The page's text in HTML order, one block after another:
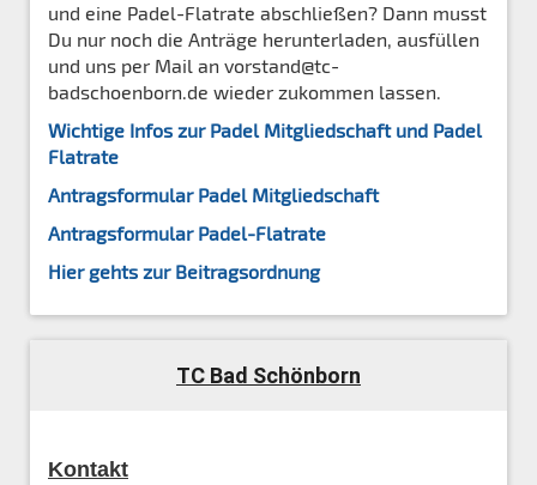
und eine Padel-Flatrate abschließen? Dann musst
Du nur noch die Anträge herunterladen, ausfüllen
und uns per Mail an vorstand@tc-
badschoenborn.de wieder zukommen lassen.
Wichtige Infos zur Padel Mitgliedschaft und Padel
Flatrate
Antragsformular Padel Mitgliedschaft
Antragsformular Padel-Flatrate
Hier gehts zur Beitragsordnung
TC Bad Schönborn
Kontakt